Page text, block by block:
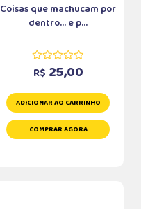
Coisas que machucam por
dentro... e p...
R$ 25,00
ADICIONAR AO CARRINHO
COMPRAR AGORA